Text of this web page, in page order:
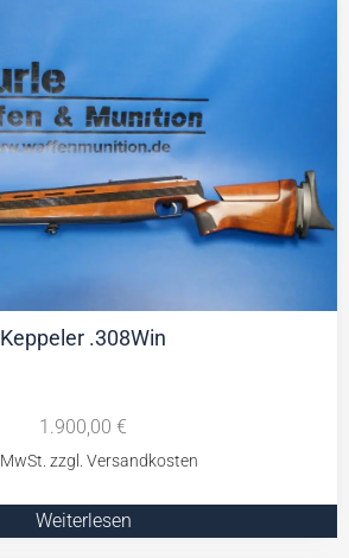
Keppeler .308Win
1.900,00 €
Weiterlesen